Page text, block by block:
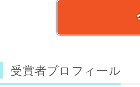
受賞者プロフィール